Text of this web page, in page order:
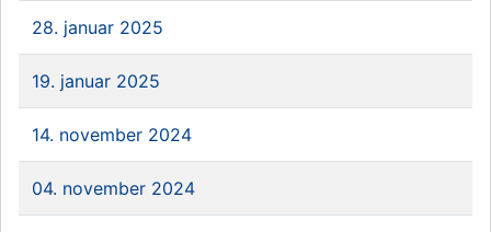
28. januar 2025
19. januar 2025
14. november 2024
04. november 2024